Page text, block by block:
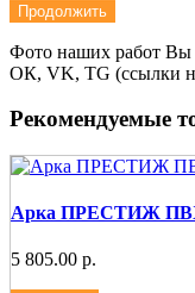
Продолжить
Фото наших работ Вы
ОК, VK, TG (ссылки
Рекомендуемые
Арка ПРЕСТИЖ
5 805.00 р.